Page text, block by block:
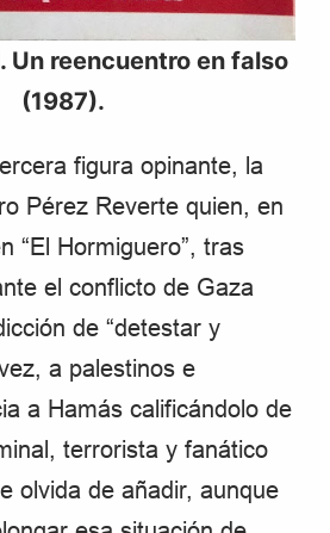
Un reencuentro en falso
(1987).
figura opinante, la
Pérez Reverte quien, en
“El Hormiguero”, tras
el conflicto de Gaza
de “detestar y
a palestinos e
a Hamás calificándolo de
terrorista y fanático
olvida de añadir, aunque